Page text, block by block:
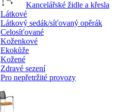
Kancelářské židle a křesla
Látkové
Látkový sedák/síťovaný opěrák
Celosíťované
Koženkové
Ekokůže
Kožené
Zdravé sezení
Pro nepřetržité provozy